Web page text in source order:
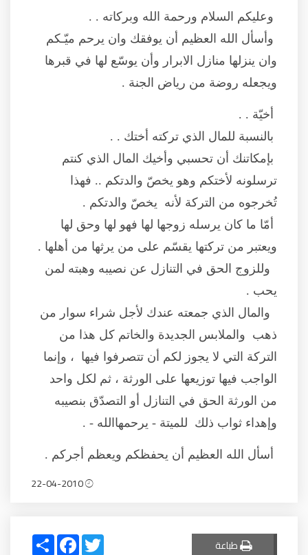
وعليكم السلام ورحمة الله وبركاته . .
وأسأل الله العظيم أن يوفقك وان يرحم ميّـكم
وان ينزلها منازل الابرار وأن يوسّع لها في قبرها
ويجعله روضة من رياض الجنة .
أخيّة . .
بالنسبة للمال الذي تركته أختك . .
بإمكاتنك أن تحسبي وأخيك المال الذي كنتم
ترسلونه لأختكم وهو يخصّ والدتكم .. فهذا
تُخرجوه من التركة لأنه يخصّ والدتكم .
أمّا ما كان يرسله زوجها لها فهو لها وحق لها
ويعتبر من تركتها يقسّم على من يرثها من أهلها .
وللزوج الحق في التنازل عن نصيبه وهبته لمن
يحب .
والمال الذي جمعته عندك لأجل شراء سوار من
ذهب والملابس الجديدة والخاتم كل هذا من
التركة التي لا يجوز لكم أن تتصرفوا فيها ، وإنما
الواجب فيها توزيعها على الورثة ، ثم لكل واحد
من الورثة الحق في التنازل أو التصدّق بنصيبه
وإهداء ثواب ذلك للميتة - يرحمهاالله - .
أسأل الله العظيم أن يحفظكم ويعظم أجركم .
طباعة Share
FacebookTwitter